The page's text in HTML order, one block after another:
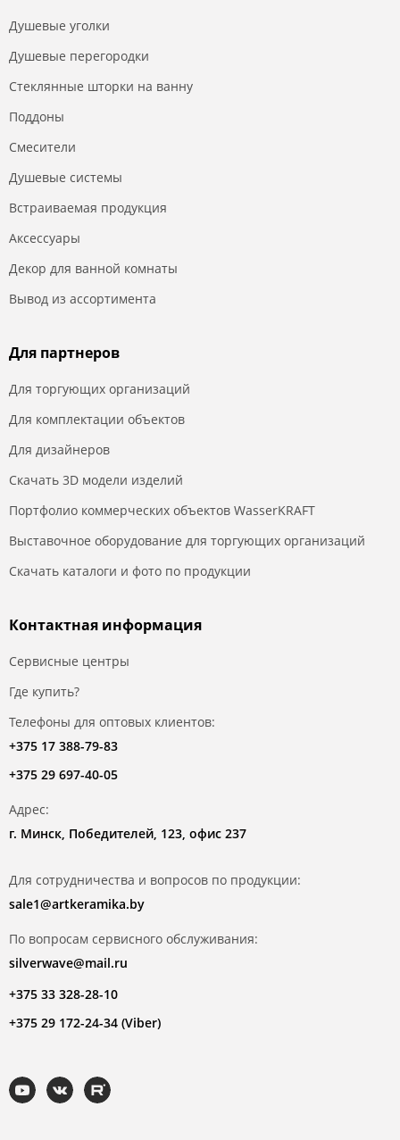
Душевые уголки
Душевые перегородки
Стеклянные шторки на ванну
Поддоны
Смесители
Душевые системы
Встраиваемая продукция
Аксессуары
Декор для ванной комнаты
Вывод из ассортимента
Для партнеров
Для торгующих организаций
Для комплектации объектов
Для дизайнеров
Скачать 3D модели изделий
Портфолио коммерческих объектов WasserKRAFT
Выставочное оборудование для торгующих организаций
Скачать каталоги и фото по продукции
Контактная информация
Сервисные центры
Где купить?
Телефоны для оптовых клиентов:
+375 17 388-79-83
+375 29 697-40-05
Адрес:
г. Минск, Победителей, 123, офис 237
Для сотрудничества и вопросов по продукции:
sale1@artkeramika.by
По вопросам сервисного обслуживания:
silverwave@mail.ru
+375 33 328-28-10
+375 29 172-24-34 (Viber)